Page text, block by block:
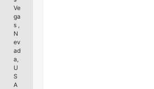
Ve
ga
s ,
N
ev
ad
a,
U
S
A